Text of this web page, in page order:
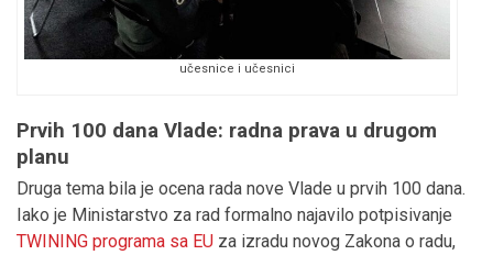
učesnice i učesnici
Prvih 100 dana Vlade: radna prava u drugom
planu
Druga tema bila je ocena rada nove Vlade u prvih 100 dana.
Iako je Ministarstvo za rad formalno najavilo potpisivanje
TWINING programa sa EU za izradu novog Zakona o radu,